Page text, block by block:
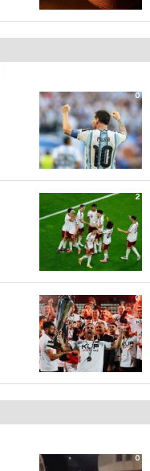
0
2
0
0